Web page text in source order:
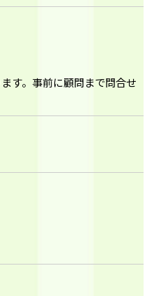
す。事前に顧問まで問合せ